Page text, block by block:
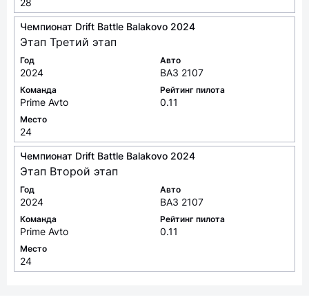
Этап Третий этап
Год
2024
Авто
Команда
Prime Avto
Рейтинг пилота
0.11
Место
24
Чемпионат Drift Battle Balakovo 2024
Этап Второй этап
Год
2024
Авто
Команда
Prime Avto
Рейтинг пилота
0.11
Место
24